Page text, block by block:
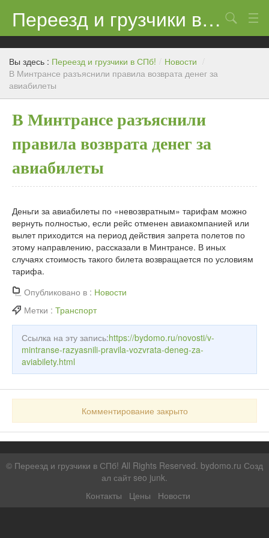
Переезд и грузчики в СПб!
Контакты
Цены
Новости
Поиск
Вы здесь : Переезд и грузчики в СПб! / Новости /
В Минтрансе разъяснили правила возврата денег за
авиабилеты
В Минтрансе разъяснили
правила возврата денег за
авиабилеты
Деньги за авиабилеты по «невозвратным» тарифам можно
вернуть полностью, если рейс отменен авиакомпанией или
вылет приходится на период действия запрета полетов по
этому направлению, рассказали в Минтрансе. В иных
случаях стоимость такого билета возвращается по условиям
тарифа.
Опубликовано в : Новости
Метки : Транспорт
Ссылка на эту запись:https://bydomo.ru/novosti/v-
mintranse-razyasnili-pravila-vozvrata-deneg-za-
aviabilety.html
Комментирование закрыто
© Переезд и грузчики в СПб! All Rights Reserved. bydomo.ru Созд
ал сайт seo junk.
Контакты
Цены Новости